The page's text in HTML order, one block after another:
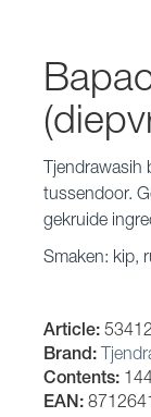
Tjendrawasih
tussendoor.
gekruide
Smaken: kip,
Article: 53412
Brand:
Contents:
EAN: